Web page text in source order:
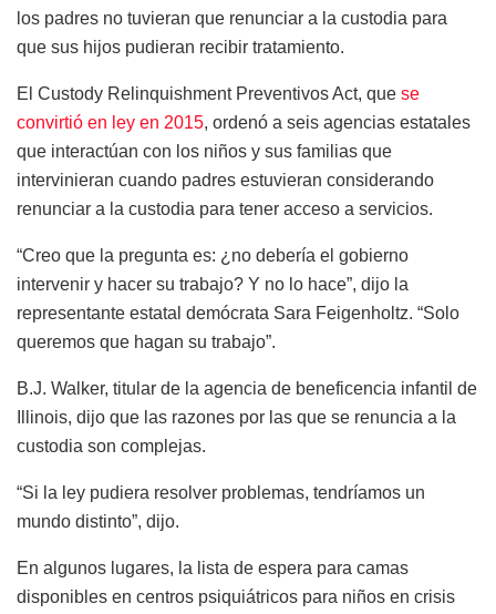
los padres no tuvieran que renunciar a la custodia para
que sus hijos pudieran recibir tratamiento.
El Custody Relinquishment Preventivos Act, que se
convirtió en ley en 2015, ordenó a seis agencias estatales
que interactúan con los niños y sus familias que
intervinieran cuando padres estuvieran considerando
renunciar a la custodia para tener acceso a servicios.
“Creo que la pregunta es: ¿no debería el gobierno
intervenir y hacer su trabajo? Y no lo hace”, dijo la
representante estatal demócrata Sara Feigenholtz. “Solo
queremos que hagan su trabajo”.
B.J. Walker, titular de la agencia de beneficencia infantil de
Illinois, dijo que las razones por las que se renuncia a la
custodia son complejas.
“Si la ley pudiera resolver problemas, tendríamos un
mundo distinto”, dijo.
En algunos lugares, la lista de espera para camas
disponibles en centros psiquiátricos para niños en crisis